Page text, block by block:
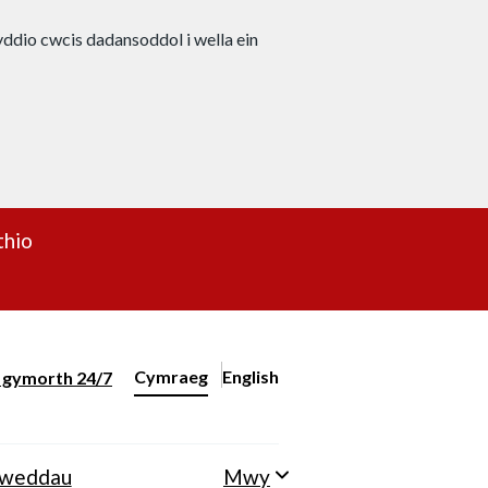
cwcis dadansoddol i wella ein
gymorth 24/7
Newid iaith y wefan
Cymraeg English
– Change the language to English
Mwy